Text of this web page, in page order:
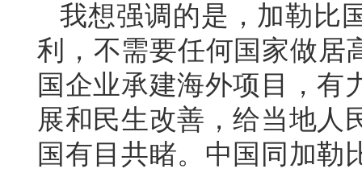
我想强调的是，加勒比
利，不需要任何国家做居
国企业承建海外项目，有
展和民生改善，给当地人
国有目共睹。中国同加勒